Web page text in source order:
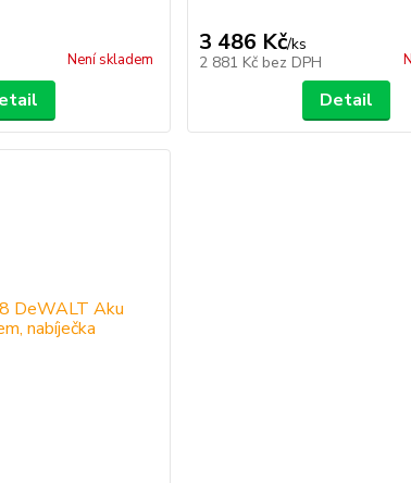
Není skladem
3 486 Kč/ks
2 881 Kč bez DPH
Detail